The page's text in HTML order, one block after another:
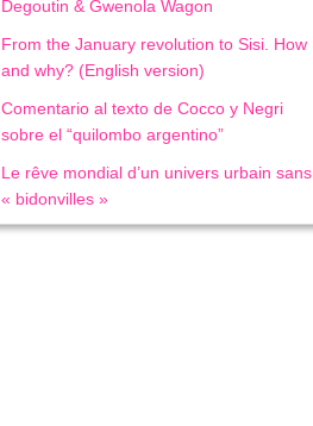
Degoutin & Gwenola Wagon
From the January revolution to Sisi. How
and why? (English version)
Comentario al texto de Cocco y Negri
sobre el “quilombo argentino”
Le rêve mondial d’un univers urbain sans
« bidonvilles »